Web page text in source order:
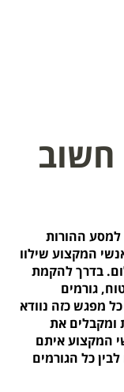
חשוב
למסע ההורות
המקצוע שילוו
בדרך להקמת
גורמים
מפגש כזה נוודא
ומקבלים את
המקצוע איתם
כל הגורמים